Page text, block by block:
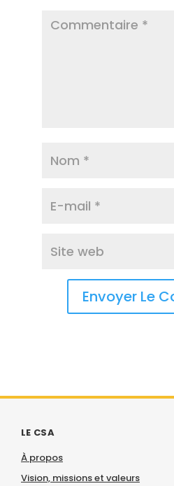
LE CSA
À propos
Vision, missions et valeurs